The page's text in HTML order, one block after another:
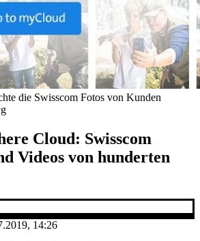
die Swisscom Fotos von Kunden
Cloud: Swisscom
Videos von hunderten
14:26